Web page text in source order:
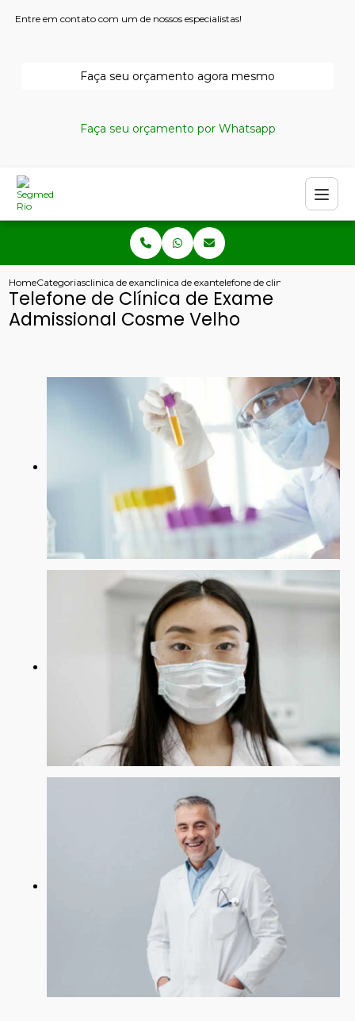
Entre em contato com um de nossos especialistas!
Faça seu orçamento agora mesmo
Faça seu orçamento por Whatsapp
HomeCategoriasclinica de exames admissionais
clinica de exame admissional e demissional
telefone de clinica de exame
Telefone de Clínica de Exame
Admissional Cosme Velho